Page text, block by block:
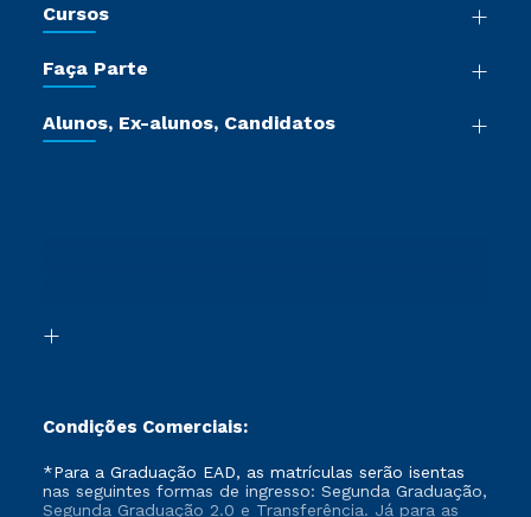
Sala de Imprensa
Certificadoras
Jornada do Aluno
Cursos
Pós-graduação
Cursos Livres
Faça Parte
Vestibular Redação
Formação Pedagógica - R2
Alunos, Ex-alunos, Candidatos
Condições Comerciais:
*Para a Graduação EAD, as matrículas serão isentas
nas seguintes formas de ingresso: Segunda Graduação,
Segunda Graduação 2.0 e Transferência. Já para as